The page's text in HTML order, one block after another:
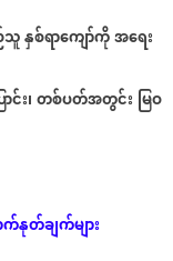
သူနှစ်ရာကျော်ကိုအရေး
င်း၊တစ်ပတ်အတွင်း မြဝ
နုတ်ချက်များ